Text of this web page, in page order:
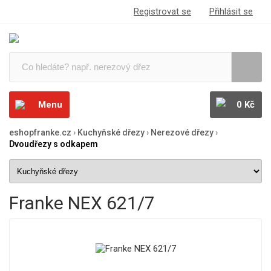
Registrovat se Přihlásit se
Menu 0 Kč
eshopfranke.cz › Kuchyňské dřezy› Nerezové dřezy›
Dvoudřezy s odkapem
Franke NEX 621/7